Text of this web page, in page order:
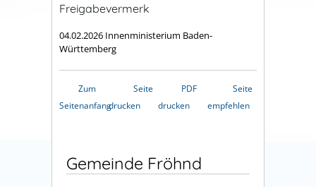
Freigabevermerk
04.02.2026 Innenministerium Baden-
Württemberg
Zum
Seitenanfang
Seite
drucken
PDF
drucken
Seite
empfehlen
Gemeinde Fröhnd